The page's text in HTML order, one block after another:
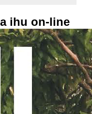
ihu on-line